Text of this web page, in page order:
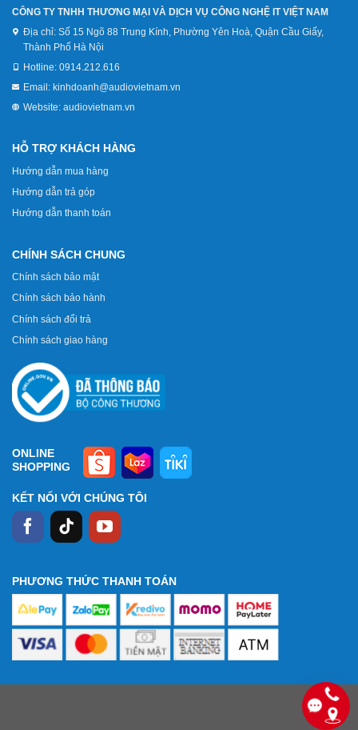
CÔNG TY TNHH THƯƠNG MẠI VÀ DỊCH VỤ CÔNG NGHỆ IT VIỆT NAM
Địa chỉ: Số 15 Ngõ 88 Trung Kính, Phường Yên Hoà, Quận Cầu Giấy,
Thành Phố Hà Nội
Hotline: 0914.212.616
Email: kinhdoanh@audiovietnam.vn
Website: audiovietnam.vn
HỖ TRỢ KHÁCH HÀNG
Hướng dẫn mua hàng
Hướng dẫn trả góp
Hướng dẫn thanh toán
CHÍNH SÁCH CHUNG
Chính sách bảo mật
Chính sách bảo hành
Chính sách đổi trả
Chính sách giao hàng
ONLINE
SHOPPING
KẾT NỐI VỚI CHÚNG TÔI
PHƯƠNG THỨC THANH TOÁN